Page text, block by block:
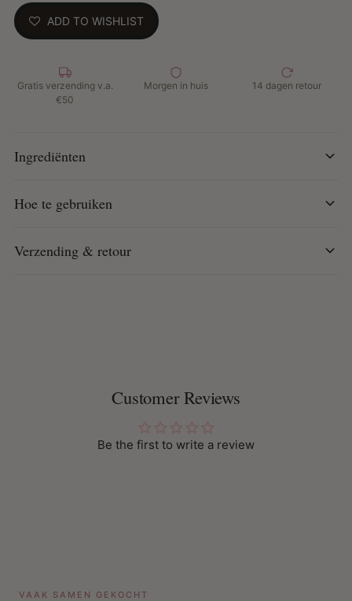
Hydrateert en voedt intensief
Niet-plakkerig en niet-vet
Alcoholvrij
Hoe te gebruiken:
het stylen van natuurlijk haar voor extra gladde en strakke
ADD TO WISHLIST
Gratis verzending v.a.
€50
Morgen in huis 14 dagen retour
Ingrediënten
Hoe te gebruiken
Verzending & retour
Customer Reviews
Be the first to write a review
VAAK SAMEN GEKOCHT